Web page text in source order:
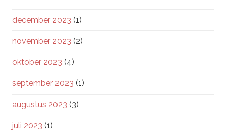
december 2023 (1)
november 2023 (2)
oktober 2023 (4)
september 2023 (1)
augustus 2023 (3)
juli 2023 (1)